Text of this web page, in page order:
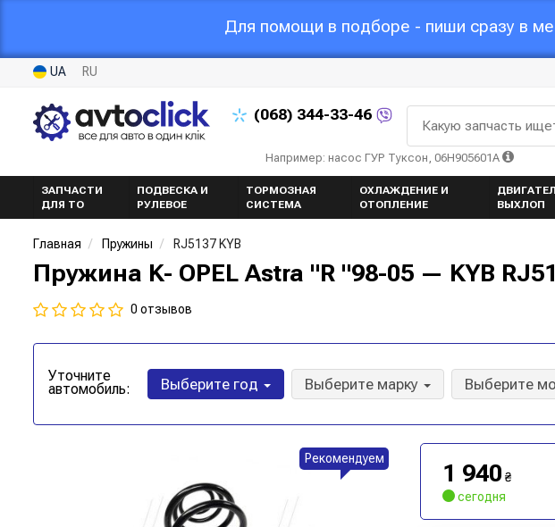
Для помощи в подборе - пиши сразу в
UA RU
(068) 344-33-46
Какую запчасть
Например: насос ГУР Туксон, 06H905601A
ЗАПЧАСТИ
ДЛЯ ТО
ПОДВЕСКА И
РУЛЕВОЕ
ТОРМОЗНАЯ
СИСТЕМА
ОХЛАЖДЕНИЕ И
ОТОПЛЕНИЕ
ВЫХЛОП
Главная Пружины RJ5137 KYB
Пружина K- OPEL Astra "R "98-05 — KYB
0 отзывов
Уточните
автомобиль: Выберите год Выберите марку Выберите
Рекомендуем
1 940 ₴
сегодня